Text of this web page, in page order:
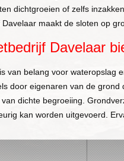
dichtgroeien of zelfs
maakt de sloten op
Davelaar
van belang voor wateropslag
door eigenaren van de
dichte begroeiing.
kan worden uitgevoerd.